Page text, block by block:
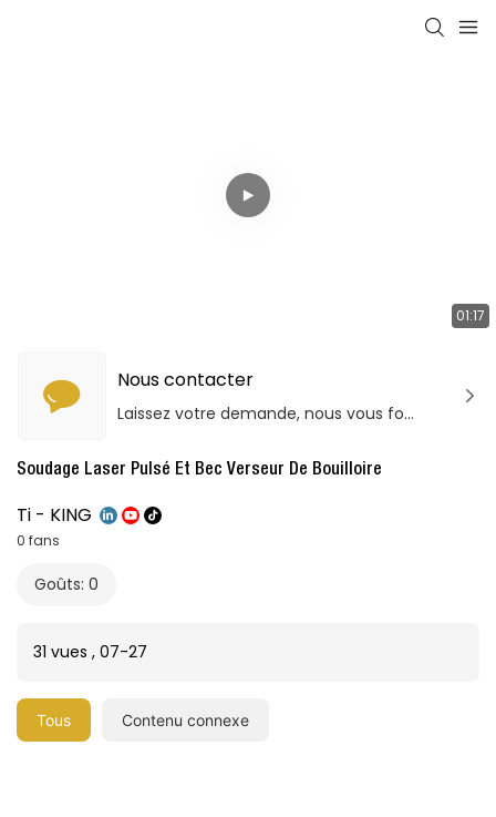
01:17
Nous contacter
Laissez votre demande, nous vous fournirons des produits et services de qualité!
Soudage Laser Pulsé Et Bec Verseur De Bouilloire
Ti - KING
0 fans
Goûts: 0
31 vues , 07-27
Tous Contenu connexe